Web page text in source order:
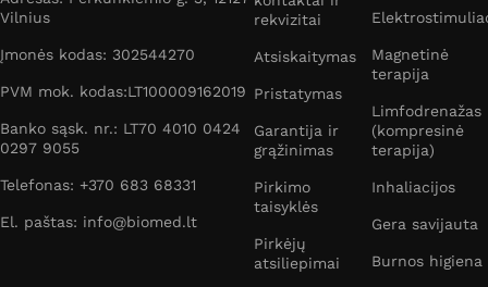
Vilnius
Įmonės kodas: 302544270
PVM mok. kodas:LT100009162019
Banko sąsk. nr.: LT70 4010 0424
0297 9055
Telefonas: +370 683 68331
El. paštas: info@biomed.lt
rekvizitai
Atsiskaitymas
Pristatymas
Garantija ir
grąžinimas
Pirkimo
taisyklės
Pirkėjų
atsiliepimai
Magnetinė
terapija
Limfodrenažas
(kompresinė
terapija)
Inhaliacijos
Gera savijauta
Burnos higiena